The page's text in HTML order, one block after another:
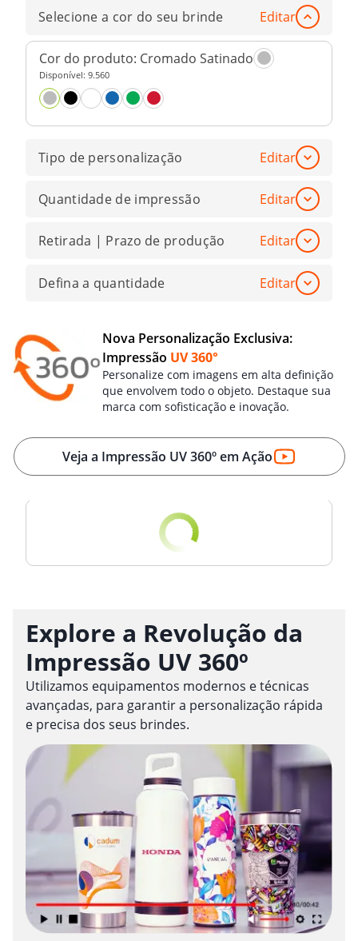
Selecione a cor do seu brinde Editar
Cor do produto: Cromado Satinado
Disponível: 9.560
Tipo de personalização Editar
Quantidade de impressão Editar
Retirada | Prazo de produção Editar
Defina a quantidade Editar
Nova Personalização Exclusiva:
Impressão UV 360°
Personalize com imagens em alta definição
que envolvem todo o objeto. Destaque sua
marca com sofisticação e inovação.
Veja a Impressão UV 360º em Ação
Explore a Revolução da
Impressão UV 360º
Utilizamos equipamentos modernos e técnicas
avançadas, para garantir a personalização rápida
e precisa dos seus brindes.